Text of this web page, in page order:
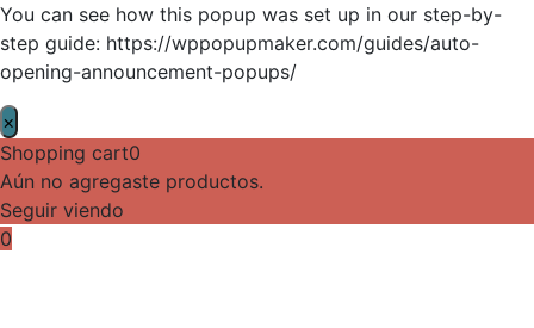
You can see how this popup was set up in our step-by-
step guide: https://wppopupmaker.com/guides/auto-
opening-announcement-popups/
×
Shopping cart0
Aún no agregaste productos.
Seguir viendo
0